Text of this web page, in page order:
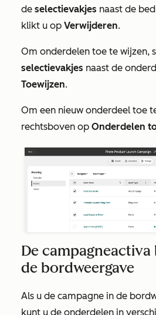
de selectievakjes naast de
klikt u op Verwijderen.
Om onderdelen toe te wijzen,
selectievakjes naast de
Toewijzen.
Om een nieuw onderdeel toe
rechtsboven op Onderdelen
De
de bordweergave
Als u de campagne in de
kunt u de onderdelen in